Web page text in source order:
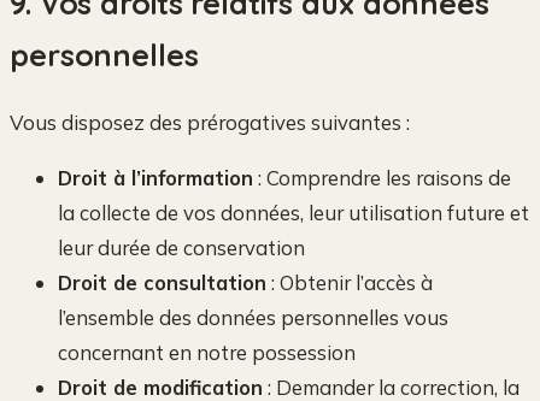
personnelles
Vous disposez des prérogatives suivantes :
Droit à l’information : Comprendre les raisons de
la collecte de vos données, leur utilisation future et
leur durée de conservation
Droit de consultation : Obtenir l’accès à
l’ensemble des données personnelles vous
concernant en notre possession
Droit de modification : Demander la correction, la